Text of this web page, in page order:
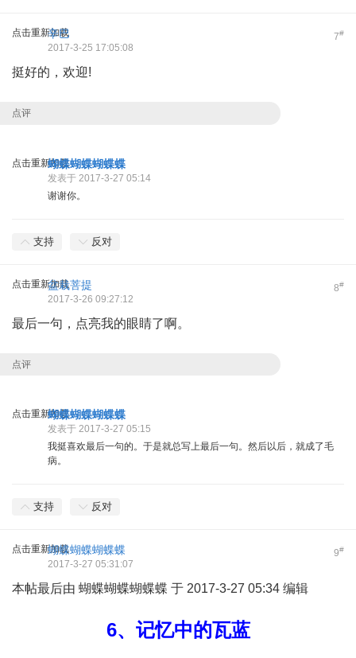
点击重新加载 7#
辛巴
2017-3-25 17:05:08
挺好的，欢迎!
点评
点击重新加载蝴蝶蝴蝶蝴蝶蝶
发表于 2017-3-27 05:14
谢谢你。
支持 反对
点击重新加载 8#
盆栽菩提
2017-3-26 09:27:12
最后一句，点亮我的眼睛了啊。
点评
点击重新加载蝴蝶蝴蝶蝴蝶蝶
发表于 2017-3-27 05:15
我挺喜欢最后一句的。于是就总写上最后一句。然后以后，就成了毛
病。
支持 反对
点击重新加载 9#
蝴蝶蝴蝶蝴蝶蝶
2017-3-27 05:31:07
本帖最后由 蝴蝶蝴蝶蝴蝶蝶 于 2017-3-27 05:34 编辑
6、记忆中的瓦蓝